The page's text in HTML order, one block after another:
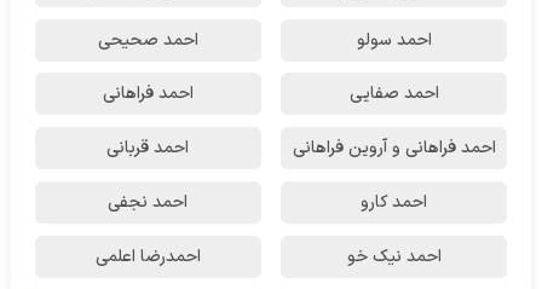
احمد سولو احمد صحیحی
احمد صفایی احمد فراهانی
احمد فراهانی و آروین فراهانی احمد قربانی
احمد کارو احمد نجفی
احمد نیک خو احمدرضا اعلمی